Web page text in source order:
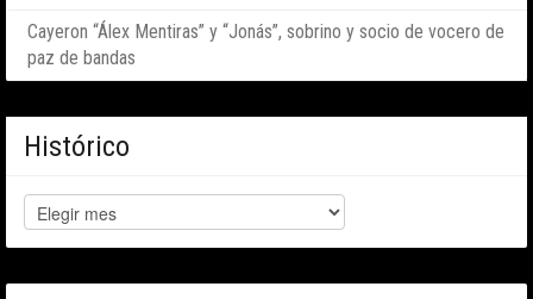
Cayeron “Álex Mentiras” y “Jonás”, sobrino y socio de vocero de
paz de bandas
Histórico